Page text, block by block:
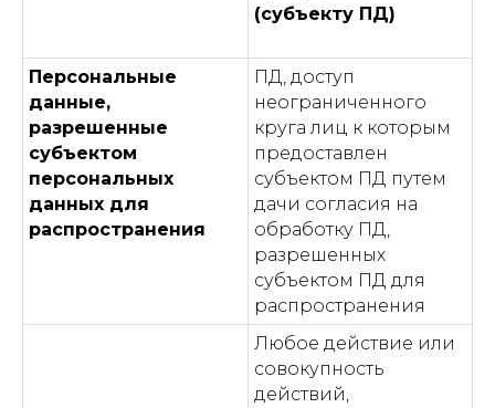
(субъекту ПД)
Персональные
данные,
разрешенные
субъектом
персональных
данных для
распространения
ПД, доступ
неограниченного
круга лиц к которым
предоставлен
субъектом ПД путем
дачи согласия на
обработку ПД,
разрешенных
субъектом ПД для
распространения
Любое действие или
совокупность
действий,